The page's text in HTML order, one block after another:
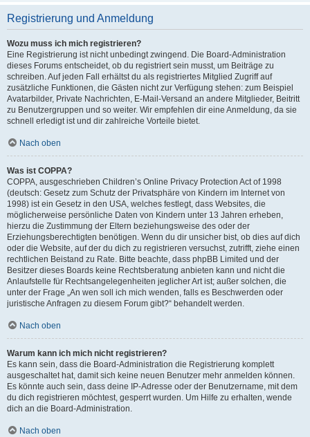
Registrierung und Anmeldung
Wozu muss ich mich registrieren?
Eine Registrierung ist nicht unbedingt zwingend. Die Board-Administration
dieses Forums entscheidet, ob du registriert sein musst, um Beiträge zu
schreiben. Auf jeden Fall erhältst du als registriertes Mitglied Zugriff auf
zusätzliche Funktionen, die Gästen nicht zur Verfügung stehen: zum Beispiel
Avatarbilder, Private Nachrichten, E-Mail-Versand an andere Mitglieder, Beitritt
zu Benutzergruppen und so weiter. Wir empfehlen dir eine Anmeldung, da sie
schnell erledigt ist und dir zahlreiche Vorteile bietet.
Nach oben
Was ist COPPA?
COPPA, ausgeschrieben Children’s Online Privacy Protection Act of 1998
(deutsch: Gesetz zum Schutz der Privatsphäre von Kindern im Internet von
1998) ist ein Gesetz in den USA, welches festlegt, dass Websites, die
möglicherweise persönliche Daten von Kindern unter 13 Jahren erheben,
hierzu die Zustimmung der Eltern beziehungsweise des oder der
Erziehungsberechtigten benötigen. Wenn du dir unsicher bist, ob dies auf dich
oder die Website, auf der du dich zu registrieren versuchst, zutrifft, ziehe einen
rechtlichen Beistand zu Rate. Bitte beachte, dass phpBB Limited und der
Besitzer dieses Boards keine Rechtsberatung anbieten kann und nicht die
Anlaufstelle für Rechtsangelegenheiten jeglicher Art ist; außer solchen, die
unter der Frage „An wen soll ich mich wenden, falls es Beschwerden oder
juristische Anfragen zu diesem Forum gibt?“ behandelt werden.
Nach oben
Warum kann ich mich nicht registrieren?
Es kann sein, dass die Board-Administration die Registrierung komplett
ausgeschaltet hat, damit sich keine neuen Benutzer mehr anmelden können.
Es könnte auch sein, dass deine IP-Adresse oder der Benutzername, mit dem
du dich registrieren möchtest, gesperrt wurden. Um Hilfe zu erhalten, wende
dich an die Board-Administration.
Nach oben